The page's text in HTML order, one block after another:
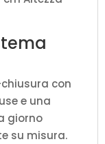
con
e una
giorno
su misura.